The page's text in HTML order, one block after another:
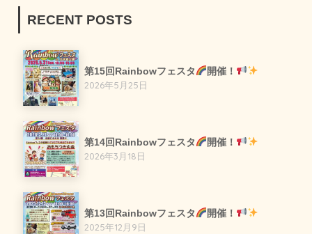
RECENT POSTS
第15回Rainbowフェスタ
開催！
2026年5月25日
第14回Rainbowフェスタ
開催！
2026年3月18日
第13回Rainbowフェスタ
開催！
2025年12月9日